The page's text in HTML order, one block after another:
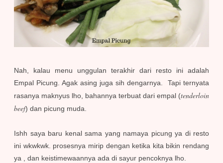
Nah, kalau menu unggulan terakhir dari resto ini adalah
Empal Picung. Agak asing juga sih dengarnya. Tapi ternyata
rasanya maknyus lho, bahannya terbuat dari empal (tenderloin
beef) dan picung muda.
Ishh saya baru kenal sama yang namaya picung ya di resto
ini wkwkwk. prosesnya mirip dengan ketika kita bikin rendang
ya , dan keistimewaannya ada di sayur pencoknya lho.